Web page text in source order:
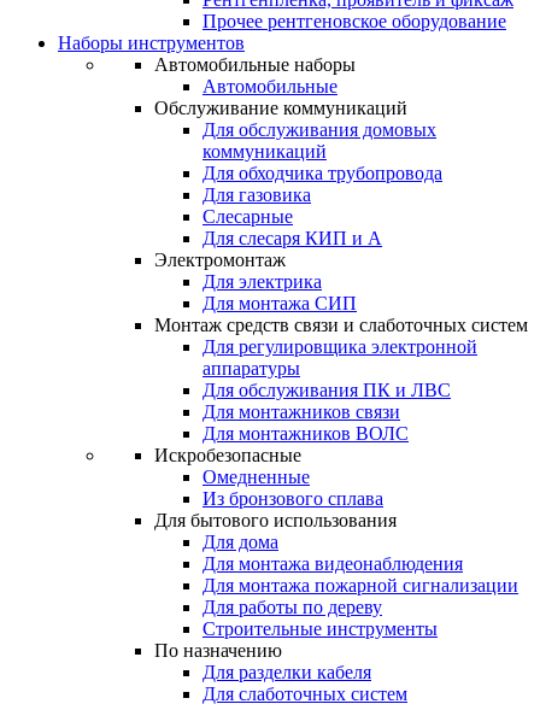
Прочее рентгеновское оборудование
Наборы инструментов
Автомобильные наборы
Автомобильные
Обслуживание коммуникаций
Для обслуживания домовых
коммуникаций
Для обходчика трубопровода
Для газовика
Слесарные
Для слесаря КИП и А
Электромонтаж
Для электрика
Для монтажа СИП
Монтаж средств связи и слаботочных систем
Для регулировщика электронной
аппаратуры
Для обслуживания ПК и ЛВС
Для монтажников связи
Для монтажников ВОЛС
Искробезопасные
Омедненные
Из бронзового сплава
Для бытового использования
Для дома
Для монтажа видеонаблюдения
Для монтажа пожарной сигнализации
Для работы по дереву
Строительные инструменты
По назначению
Для разделки кабеля
Для слаботочных систем